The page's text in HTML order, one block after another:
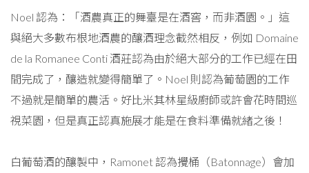
Noel 認為：「酒農真正的舞臺是在酒窖，而非酒園。」這
與絕大多數布根地酒農的釀酒理念截然相反，例如 Domaine
de la Romanee Conti 酒莊認為由於絕大部分的工作已經在田
間完成了，釀造就變得簡單了。Noel 則認為葡萄園的工作
不過就是簡單的農活。好比米其林星級廚師或許會花時間巡
視菜園，但是真正認真施展才能是在食料準備就緒之後！
白葡萄酒的釀製中，Ramonet 認為攪桶（Batonnage）會加